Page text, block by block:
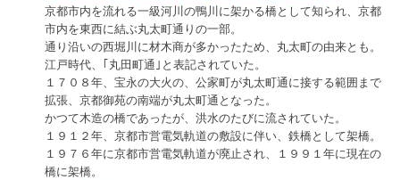
京都市内を流れる一級河川の鴨川に架かる橋として知られ、京都
市内を東西に結ぶ丸太町通りの一部。
通り沿いの西堀川に材木商が多かったため、丸太町の由来とも。
江戸時代、｢丸田町通｣と表記されていた。
１７０８年、宝永の大火の、公家町が丸太町通に接する範囲まで
拡張、京都御苑の南端が丸太町通となった。
かつて木造の橋であったが、洪水のたびに流されていた。
１９１２年、京都市営電気軌道の敷設に伴い、鉄橋として架橋。
１９７６年に京都市営電気軌道が廃止され、１９９１年に現在の
橋に架橋。